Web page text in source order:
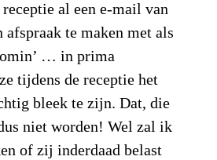
al een e-mail van
afspraak te maken met als
… in prima
tijdens de receptie het
bleek te zijn. Dat, die
niet worden! Wel zal ik
of zij inderdaad belast